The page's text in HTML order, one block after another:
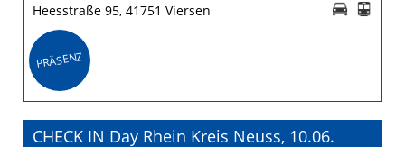
Heesstraße 95, 41751 Viersen
PRÄSENZ
CHECK IN Day Rhein Kreis Neuss, 10.06.